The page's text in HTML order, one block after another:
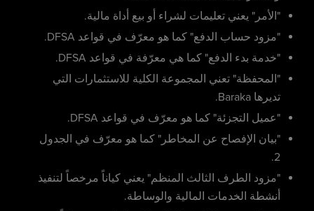
"الأمر" يعني تعليمات لشراء أو بيع أداة مالية.
"مزود حساب الدفع" كما هو معرّف في قواعد DFSA.
"خدمة بدء الدفع" كما هي معرّفة في قواعد DFSA.
"المحفظة" تعني المجموعة الكلية للاستثمارات التي
تديرها Baraka.
"عميل التجزئة" كما هو معرّف في قواعد DFSA.
"بيان الإفصاح عن المخاطر" كما هو معرّف في الجدول
2.
"مزود الطرف الثالث المنظم" يعني كياناً مرخصاً لتنفيذ
أنشطة الخدمات المالية والوساطة.